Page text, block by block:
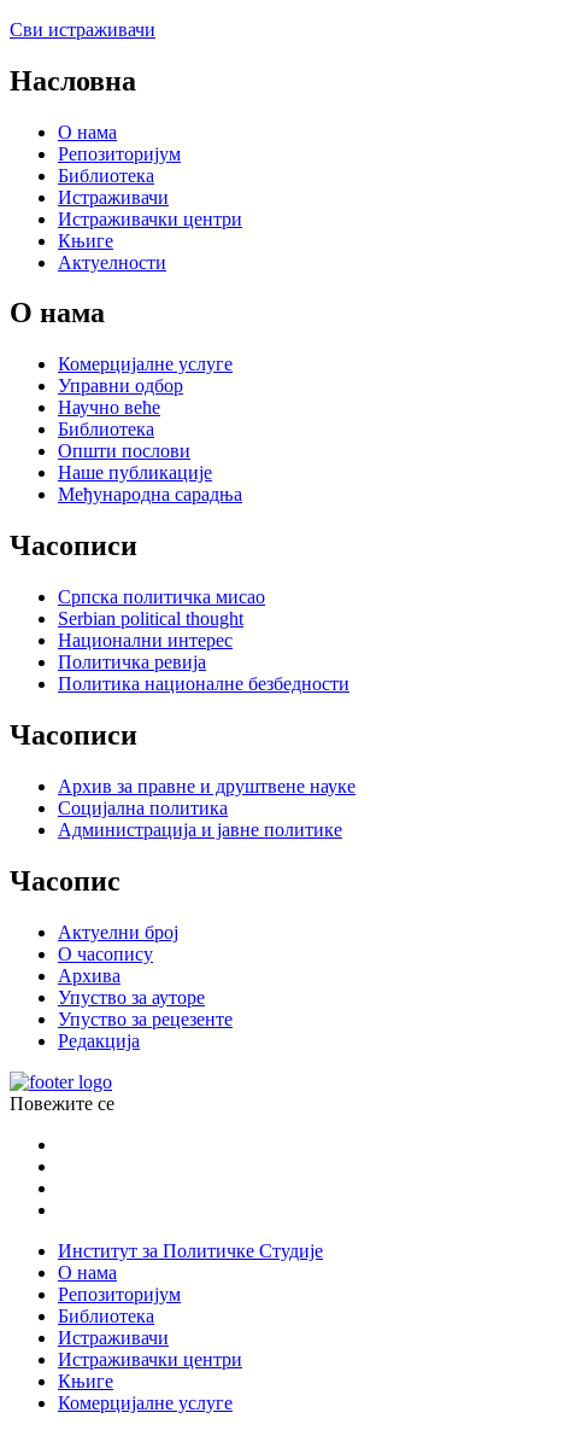
Сви истраживачи
Насловна
О нама
Репозиторијум
Библиотека
Истраживачи
Истраживачки центри
Књиге
Актуелности
О нама
Комерцијалне услуге
Управни одбор
Научно веће
Библиотека
Општи послови
Наше публикације
Међународна сарадња
Часописи
Српска политичка мисао
Serbian political thought
Национални интерес
Политичка ревија
Политика националне безбедности
Часописи
Архив за правне и друштвене науке
Социјална политика
Администрација и јавне политике
Часопис
Актуелни број
О часопису
Архива
Упуство за ауторе
Упуство за рецезенте
Редакција
Повежите се
Институт за Политичке Студије
О нама
Репозиторијум
Библиотека
Истраживачи
Истраживачки центри
Књиге
Комерцијалне услуге